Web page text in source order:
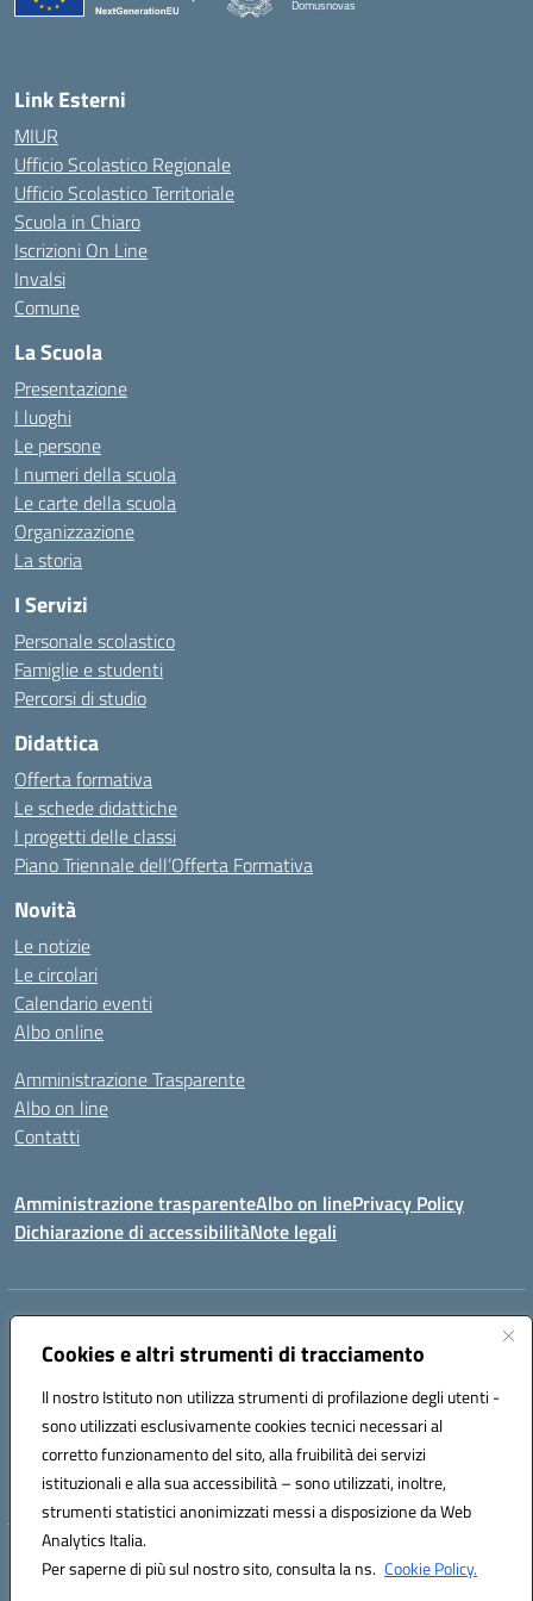
Cookies e altri strumenti di tracciamento
Il nostro Istituto non utilizza strumenti di profilazione degli utenti -
sono utilizzati esclusivamente cookies tecnici necessari al
corretto funzionamento del sito, alla fruibilità dei servizi
istituzionali e alla sua accessibilità – sono utilizzati, inoltre,
strumenti statistici anonimizzati messi a disposizione da Web
Analytics Italia.
Per saperne di più sul nostro sito, consulta la ns. Cookie Policy.
Domusnovas
Link Esterni
MIUR
Ufficio Scolastico Regionale
Ufficio Scolastico Territoriale
Scuola in Chiaro
Iscrizioni On Line
Invalsi
Comune
La Scuola
Presentazione
I luoghi
Le persone
I numeri della scuola
Le carte della scuola
Organizzazione
La storia
I Servizi
Personale scolastico
Famiglie e studenti
Percorsi di studio
Didattica
Offerta formativa
Le schede didattiche
I progetti delle classi
Piano Triennale dell’Offerta Formativa
Novità
Le notizie
Le circolari
Calendario eventi
Albo online
Amministrazione Trasparente
Albo on line
Contatti
Amministrazione trasparenteAlbo on linePrivacy Policy
Dichiarazione di accessibilitàNote legali
Indirizzo:
Centralino:078170786 Email:caic875002@istruzione.it
Codice fiscale: 90027700922
Codice meccanografico:
CAIC875002
Codice unico di fatturazione (CUF): UFVRG0
Hosting & Powered by 3D Solution S.r.l.
Concept & Design by Designers Italia